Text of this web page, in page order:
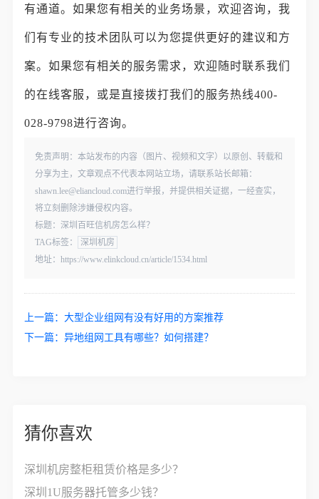
有通道。如果您有相关的业务场景，欢迎咨询，我
们有专业的技术团队可以为您提供更好的建议和方
案。如果您有相关的服务需求，欢迎随时联系我们
的在线客服，或是直接拨打我们的服务热线400-
028-9798进行咨询。
免责声明：本站发布的内容（图片、视频和文字）以原创、转载和
分享为主，文章观点不代表本网站立场，请联系站长邮箱：
shawn.lee@eliancloud.com进行举报，并提供相关证据，一经查实，
将立刻删除涉嫌侵权内容。
标题：深圳百旺信机房怎么样？
TAG标签：
深圳机房
地址：https://www.elinkcloud.cn/article/1534.html
上一篇：大型企业组网有没有好用的方案推荐
下一篇：异地组网工具有哪些？如何搭建？
猜你喜欢
深圳机房整柜租赁价格是多少？
深圳1U服务器托管多少钱？